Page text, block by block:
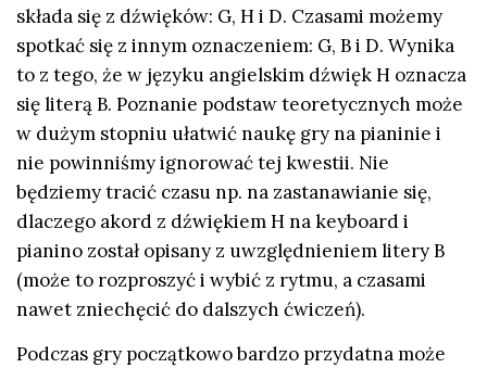
składa się z dźwięków: G, H i D. Czasami możemy
spotkać się z innym oznaczeniem: G, B i D. Wynika
to z tego, że w języku angielskim dźwięk H oznacza
się literą B. Poznanie podstaw teoretycznych może
w dużym stopniu ułatwić naukę gry na pianinie i
nie powinniśmy ignorować tej kwestii. Nie
będziemy tracić czasu np. na zastanawianie się,
dlaczego akord z dźwiękiem H na keyboard i
pianino został opisany z uwzględnieniem litery B
(może to rozproszyć i wybić z rytmu, a czasami
nawet zniechęcić do dalszych ćwiczeń).
Podczas gry początkowo bardzo przydatna może